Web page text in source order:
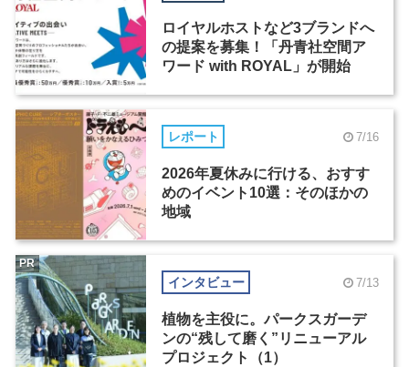
ロイヤルホストなど3ブランドへ
の提案を募集！「丹青社空間ア
ワード with ROYAL」が開始
レポート 7/16
2026年夏休みに行ける、おすす
めのイベント10選：そのほかの
地域
インタビュー 7/13
植物を主役に。パークスガーデ
ンの“残して磨く”リニューアル
プロジェクト（1）
PR